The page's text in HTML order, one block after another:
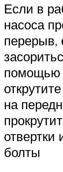
Если в
насоса
перерыв,
помощью
на
отвертки
болты